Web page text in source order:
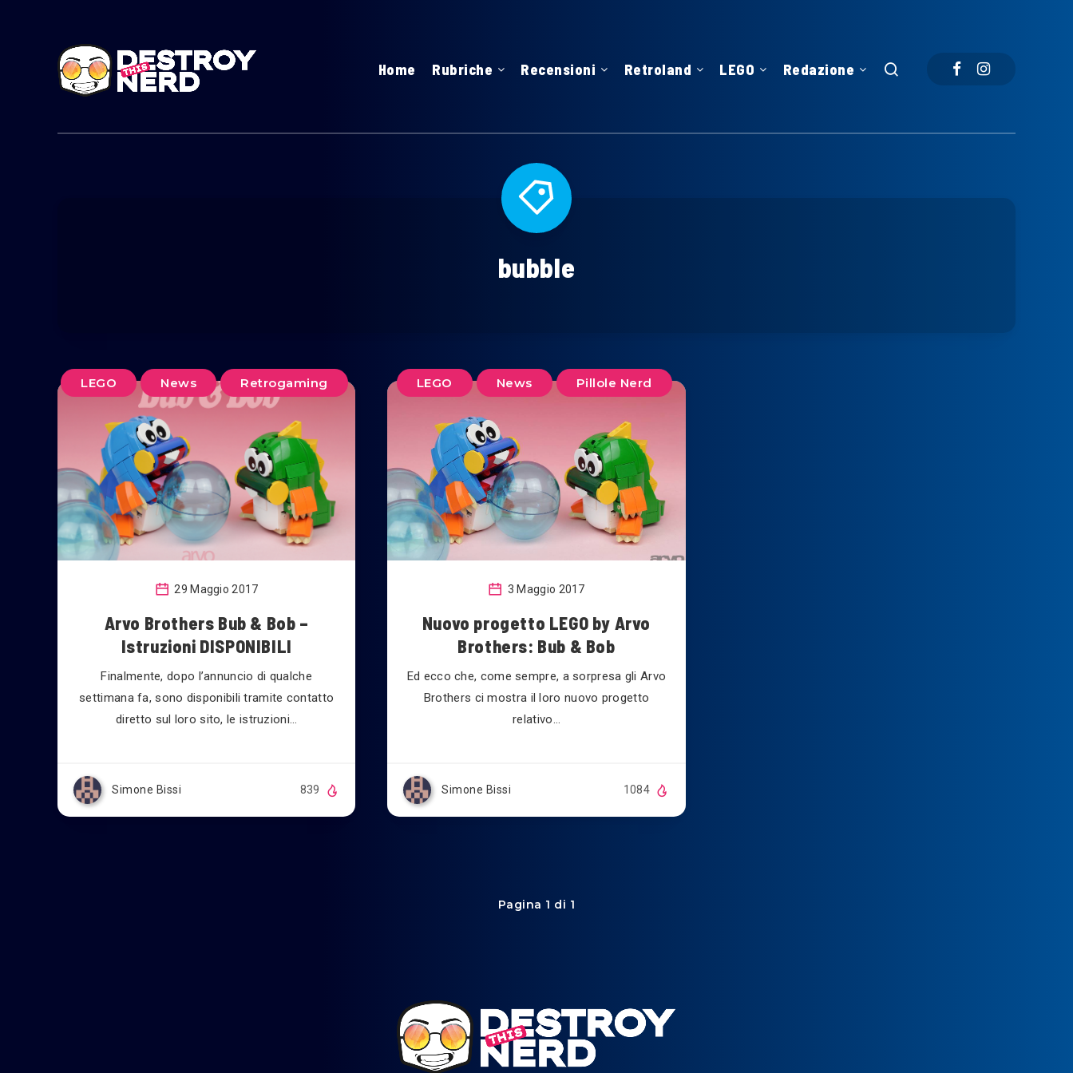
Home Rubriche Recensioni Retroland LEGO Redazione
bubble
LEGO News Retrogaming
29 Maggio 2017
Arvo Brothers Bub & Bob –
Istruzioni DISPONIBILI
Finalmente, dopo l’annuncio di qualche
settimana fa, sono disponibili tramite contatto
diretto sul loro sito, le istruzioni…
Simone Bissi 839
LEGO News Pillole Nerd
3 Maggio 2017
Nuovo progetto LEGO by Arvo
Brothers: Bub & Bob
Ed ecco che, come sempre, a sorpresa gli Arvo
Brothers ci mostra il loro nuovo progetto
relativo…
Simone Bissi 1084
Pagina 1 di 1